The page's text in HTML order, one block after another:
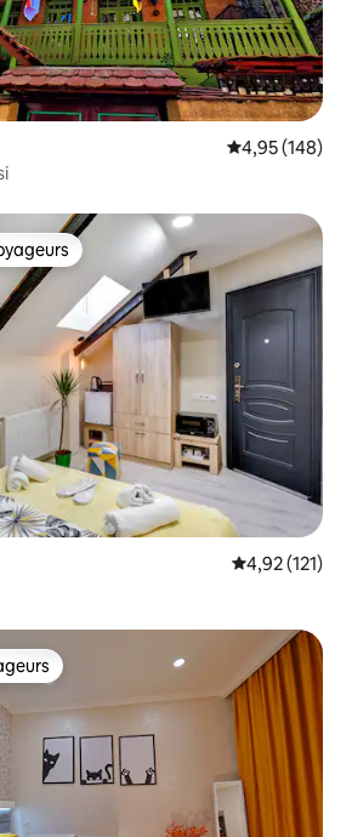
Note
4,95 (148)
parmi les plus aimés
Note
4,92 (121)